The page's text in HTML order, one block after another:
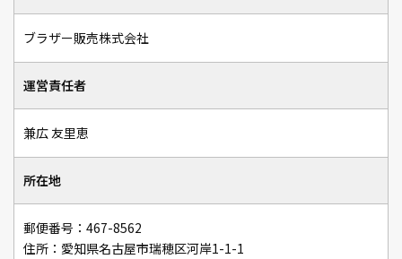
ブラザー販売株式会社
運営責任者
兼広 友里恵
所在地
郵便番号：467-8562
住所：愛知県名古屋市瑞穂区河岸1-1-1